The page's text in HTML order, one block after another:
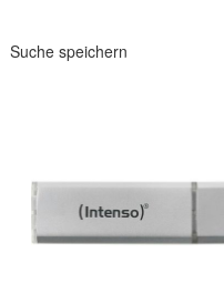
Suche speichern